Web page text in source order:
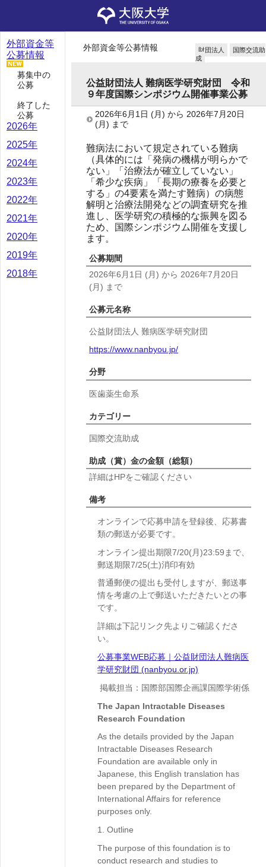
外部資金等
公募情報
募集中の
公募
終了した
公募
2026年
2025年
2024年
2023年
2022年
2021年
2020年
2019年
2018年
外部資金等公募情報 財団法人
国際交流助
成
公益財団法人 難病医学研究財団 令和
９年度国際シンポジウム開催事業公募
2026年6月1日 (月) から 2026年7月20日
(月) まで
難病法において規定されている難病
（具体的には「発病の機構が明らかで
ない」「治療法が確立していない」
「希少な疾病」「長期の療養を必要と
する」の4要素を満たす難病）の病態
解明と治療法開発などの調査研究を推
進し、医学研究の積極的な振興を図る
ため、国際シンポジウム開催を支援し
ます。
公募期間
2026年6月1日 (月) から 2026年7月20日
(月) まで
公募元名称
公益財団法人 難病医学研究財団
https://www.nanbyou.jp/
分野
医歯薬生命系
カテゴリー
国際交流助成
助成（賞）金の金額（総額）
詳細はHPをご確認ください
備考
オンラインで応募申請を登録後、応募書
類の郵送が必要です。
オンライン提出期限7/20(月)23:59まで、
郵送期限7/25(土)消印有効
普通郵便の提出も受付しますが、郵送事
情を考慮の上で郵送いただきたいとの事
です。
詳細は下記リンク先よりご確認くださ
い。
公募事業WEB応募｜公益財団法人難病医
学研究財団 (nanbyou.or.jp)
掲載担当：国際部国際企画課国際学術係
The Japan Intractable Diseases
Research Foundation
As the details provided by the Japan
Intractable Diseases Research
Foundation are available only in
Japanese, this English translation has
been prepared by the Department of
International Affairs for reference
purposes only.
1. Outline
The purpose of this foundation is to
conduct research and studies to